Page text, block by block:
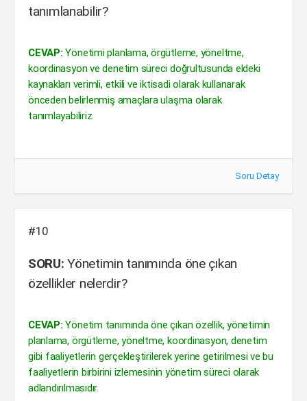
tanımlanabilir?
CEVAP: Yönetimi planlama, örgütleme, yöneltme,
koordinasyon ve denetim süreci doğrultusunda eldeki
kaynakları verimli, etkili ve iktisadi olarak kullanarak
önceden belirlenmiş amaçlara ulaşma olarak
tanımlayabiliriz.
Soru Detay
#10
SORU: Yönetimin tanımında öne çıkan
özellikler nelerdir?
CEVAP: Yönetim tanımında öne çıkan özellik, yönetimin
planlama, örgütleme, yöneltme, koordinasyon, denetim
gibi faaliyetlerin gerçekleştirilerek yerine getirilmesi ve bu
faaliyetlerin birbirini izlemesinin yönetim süreci olarak
adlandırılmasıdır.